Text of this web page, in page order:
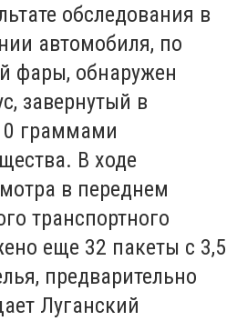
обследования в
автомобиля, по
фары, обнаружен
завернутый в
граммами
В ходе
в переднем
транспортного
еще 32 пакеты с 3,5
предварительно
Луганский